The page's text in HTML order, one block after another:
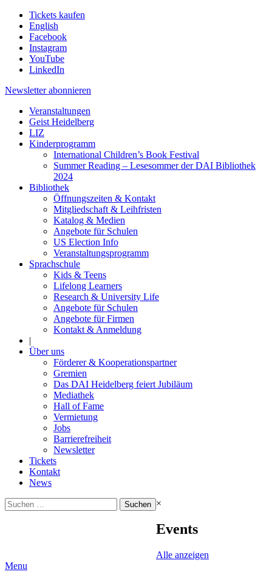
Tickets kaufen
English
Facebook
Instagram
YouTube
LinkedIn
Newsletter abonnieren
Veranstaltungen
Geist Heidelberg
LIZ
Kinderprogramm
International Children’s Book Festival
Summer Reading – Lesesommer der DAI Bibliothek
2024
Bibliothek
Öffnungszeiten & Kontakt
Mitgliedschaft & Leihfristen
Katalog & Medien
Angebote für Schulen
US Election Info
Veranstaltungsprogramm
Sprachschule
Kids & Teens
Lifelong Learners
Research & University Life
Angebote für Schulen
Angebote für Firmen
Kontakt & Anmeldung
|
Über uns
Förderer & Kooperationspartner
Gremien
Das DAI Heidelberg feiert Jubiläum
Mediathek
Hall of Fame
Vermietung
Jobs
Barrierefreiheit
Newsletter
Tickets
Kontakt
News
Suchen
nach:
×
Events
Alle anzeigen
Menu